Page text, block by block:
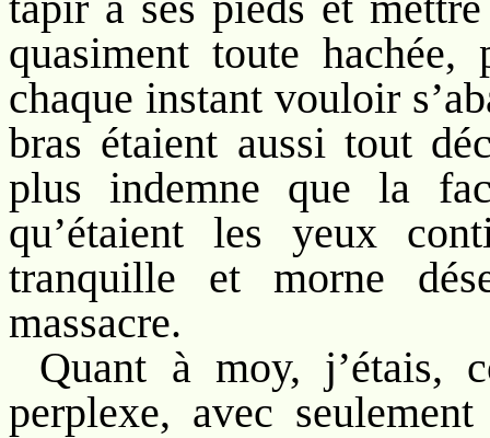
quasiment toute hachée,
chaque instant vouloir
bras étaient aussi tout
plus indemne que la
qu’étaient les yeux
tranquille et morne
massacre.
Quant à moy, j’étais,
perplexe, avec